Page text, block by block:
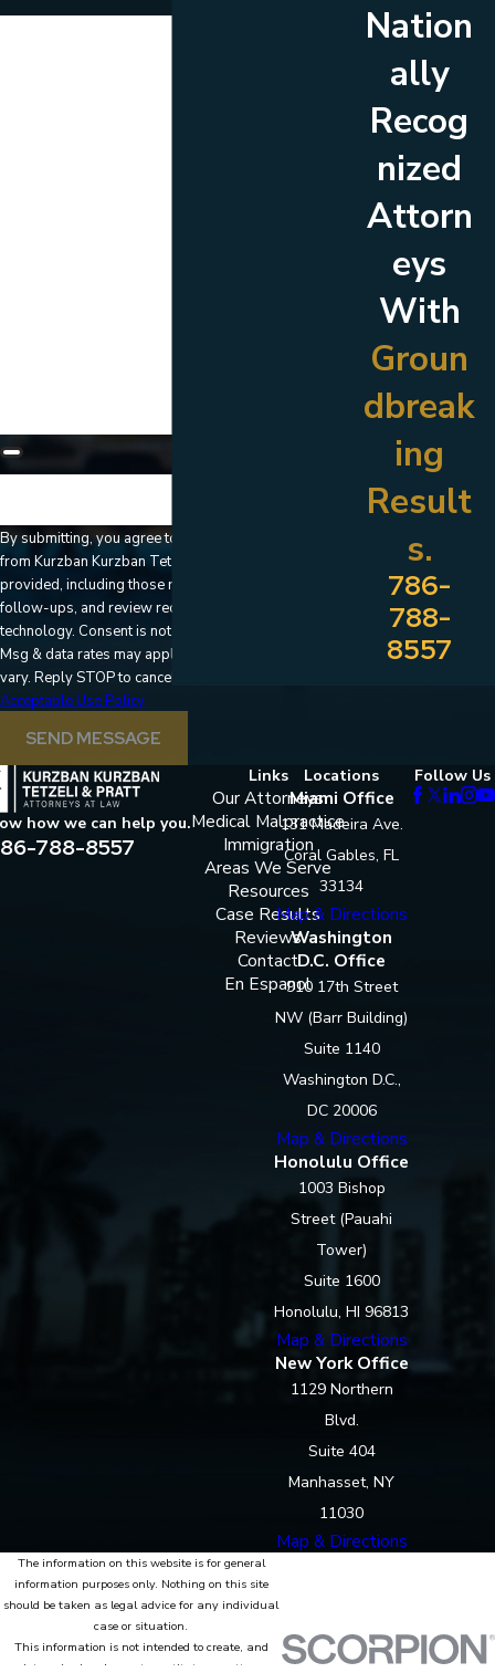
By submitting, you agree to receive text messages
from Kurzban Kurzban Tetzeli & Pratt at the number
provided, including those related to your inquiry,
follow-ups, and review requests, via automated
technology. Consent is not a condition of purchase.
Msg & data rates may apply. Msg frequency may
vary. Reply STOP to cancel or HELP for assistance.
Acceptable Use Policy
SEND MESSAGE
Nation
ally
Recog
nized
Attorn
eys
With
Groun
dbreak
ing
Result
s.
786-
788-
8557
how we can help you.
788-8557
Links
Our Attorneys
Medical Malpractice
Immigration
Areas We Serve
Resources
Case Results
Reviews
Contact
En Espanol
Locations
Miami Office
131 Madeira Ave.
Coral Gables, FL
33134
Map & Directions
Washington
D.C. Office
910 17th Street
NW (Barr Building)
Suite 1140
Washington D.C.,
DC 20006
Map & Directions
Honolulu Office
1003 Bishop
Street (Pauahi
Tower)
Suite 1600
Honolulu, HI 96813
Map & Directions
New York Office
1129 Northern
Blvd.
Suite 404
Manhasset, NY
11030
Map & Directions
Follow Us
The information on this website is for general
information purposes only. Nothing on this site
should be taken as legal advice for any individual
case or situation.
This information is not intended to create, and
receipt or viewing does not constitute, an attorney-